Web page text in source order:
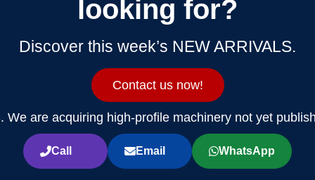
looking for?
Discover this week’s NEW ARRIVALS.
Contact us now!
We are acquiring high-profile machinery not yet
Call Email WhatsApp